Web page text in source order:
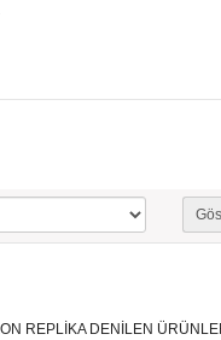
REPLİKA DENİLEN